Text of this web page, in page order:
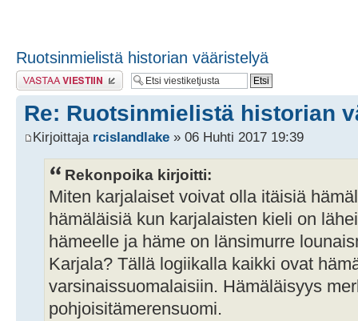
Ruotsinmielistä historian vääristelyä
Lähetä vastaus
Re: Ruotsinmielistä historian
Kirjoittaja rcislandlake » 06 Huhti 2017 19:39
Rekonpoika kirjoitti:
Miten karjalaiset voivat olla itäisiä
hämäläisiä kun karjalaisten kieli on
hämeelle ja häme on länsimurre
Karjala? Tällä logiikalla kaikki ovat
varsinaissuomalaisiin. Hämäläisyys
pohjoisitämerensuomi.